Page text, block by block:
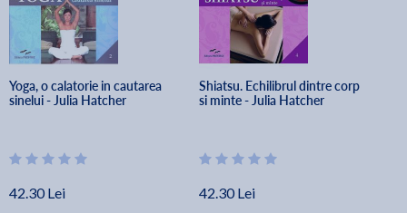
Yoga, o calatorie in cautarea
sinelui - Julia Hatcher
42.30 Lei
Shiatsu. Echilibrul dintre corp
si minte - Julia Hatcher
42.30 Lei